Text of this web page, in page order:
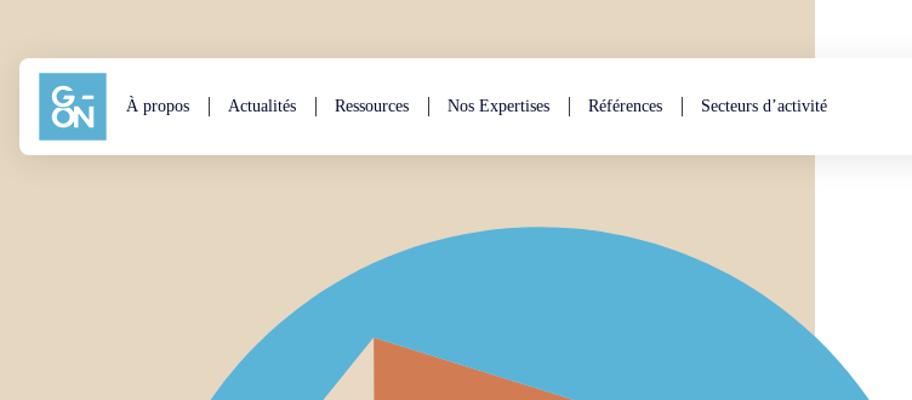
À propos Actualités Ressources Nos Expertises Références Secteurs d’activité